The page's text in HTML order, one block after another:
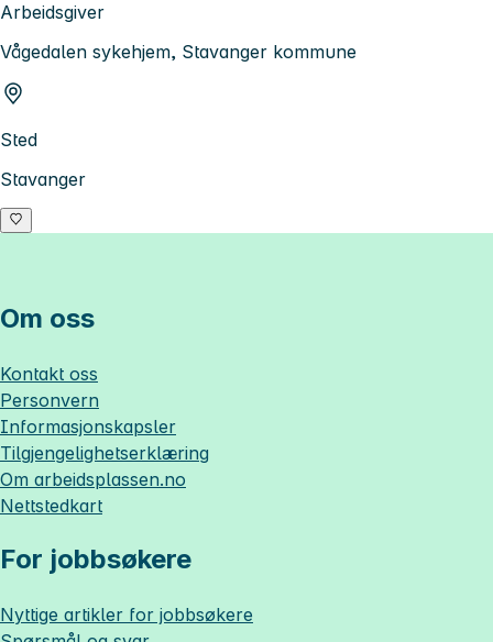
Arbeidsgiver
Vågedalen sykehjem, Stavanger kommune
Sted
Stavanger
Om oss
Kontakt oss
Personvern
Informasjonskapsler
Tilgjengelighetserklæring
Om arbeidsplassen.no
Nettstedkart
For jobbsøkere
Nyttige artikler for jobbsøkere